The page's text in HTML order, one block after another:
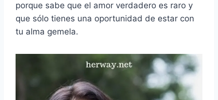
porque sabe que el amor verdadero es raro y
que sólo tienes una oportunidad de estar con
tu alma gemela.